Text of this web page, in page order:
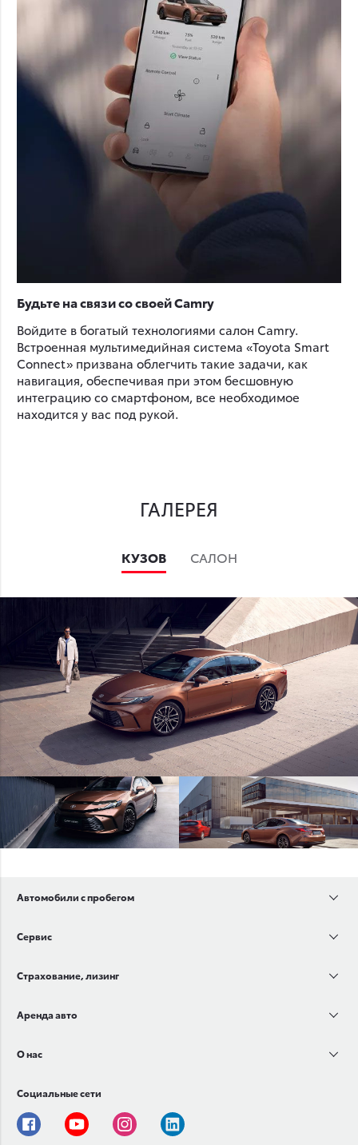
Будьте на связи со своей Camry
Войдите в богатый технологиями салон Camry.
Встроенная мультимедийная система «Toyota Smart
Connect» призвана облегчить такие задачи, как
навигация, обеспечивая при этом бесшовную
интеграцию со смартфоном, все необходимое
находится у вас под рукой.
ГАЛЕРЕЯ
КУЗОВ САЛОН
Автомобили с пробегом
Сервис
Страхование, лизинг
Аренда авто
О нас
Социальные сети
Facebook
YoutubeInstagram